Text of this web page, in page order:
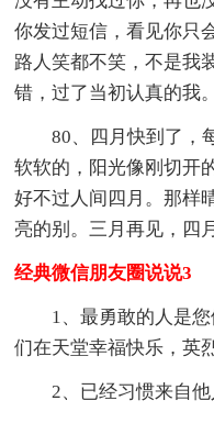
你发过短信，看见你只
路人笑都不笑，不是我
错，过了当初认真的我。
80、四月快到了，
软软的，阳光像刚切开
好不过人间四月。那样
亮的别。三月再见，四
经典微信朋友圈说说3
1、最勇敢的人是
们在天堂幸福快乐，英
2、已经习惯来自